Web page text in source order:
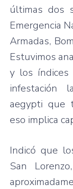
últimas dos
Emergencia
Armadas,
Estuvimos
y los índices
infestación
aegypti que
eso implica
Indicó que
San